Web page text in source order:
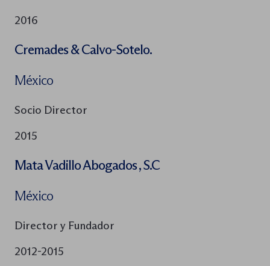
2016
Cremades & Calvo-Sotelo.
México
Socio Director
2015
Mata Vadillo Abogados , S.C
México
Director y Fundador
2012-2015